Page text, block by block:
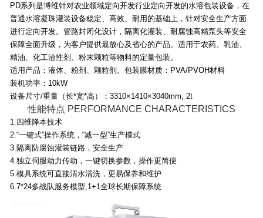
PD系列是博维针对农业领域定向开发行业定向开发的水溶包装设备，在
普通水溶凝珠灌装设备稳定、高效、耐用的基础上，针对安全生产方面
进行定向开发。管路封闭化设计，隔离化灌装、耐腐蚀高精泵头等安全
保障全面升级，为客户提供最放心及省心的产品。适用于农药、乳油、
精油、化工油性剂、粉末颗粒等物料的定量包装。
适用产品：液体、粉剂、颗粒剂。包装膜材质：PVA/PVOH材料
装机功率：10kW
设备尺寸/重量（长*宽*高）：3310×1410×3040mm, 2t
性能特点 PERFORMANCE CHARACTERISTICS
1.四维降本技术
2.“一键式”操作系统，“减一型”生产模式
3.隔离防腐蚀灌装链路，安全生产
4.独立伺服动力传动，一键切换参数，操作更简便
5.模具系统可直接清水清洗，更易保养和维护
6.7*24多战队服务模型,1+1全球长期保障系统